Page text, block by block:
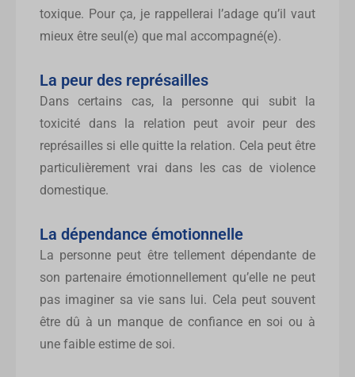
toxique. Pour ça, je rappellerai l’adage qu’il vaut
mieux être seul(e) que mal accompagné(e).
La peur des représailles
Dans certains cas, la personne qui subit la
toxicité dans la relation peut avoir peur des
représailles si elle quitte la relation. Cela peut être
particulièrement vrai dans les cas de violence
domestique.
La dépendance émotionnelle
La personne peut être tellement dépendante de
son partenaire émotionnellement qu’elle ne peut
pas imaginer sa vie sans lui. Cela peut souvent
être dû à un manque de confiance en soi ou à
une faible estime de soi.